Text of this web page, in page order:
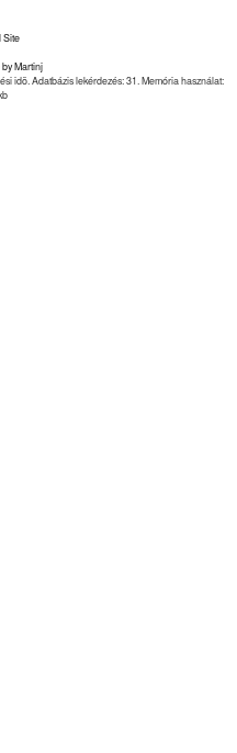
Site
Martinj
idõ. Adatbázis lekérdezés: 31. Memória használat: